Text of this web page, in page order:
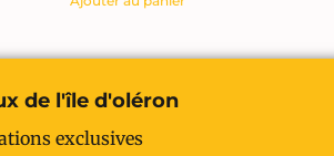
de l'île d'oléron
exclusives